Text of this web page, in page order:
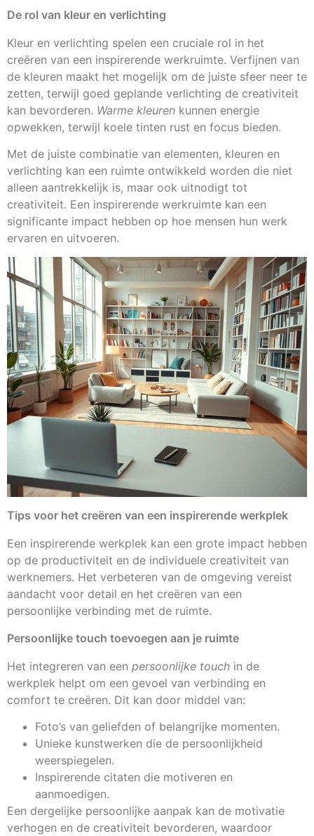
De rol van kleur en verlichting
Kleur en verlichting spelen een cruciale rol in het
creëren van een inspirerende werkruimte. Verfijnen van
de kleuren maakt het mogelijk om de juiste sfeer neer te
zetten, terwijl goed geplande verlichting de creativiteit
kan bevorderen. Warme kleuren kunnen energie
opwekken, terwijl koele tinten rust en focus bieden.
Met de juiste combinatie van elementen, kleuren en
verlichting kan een ruimte ontwikkeld worden die niet
alleen aantrekkelijk is, maar ook uitnodigt tot
creativiteit. Een inspirerende werkruimte kan een
significante impact hebben op hoe mensen hun werk
ervaren en uitvoeren.
Tips voor het creëren van een inspirerende werkplek
Een inspirerende werkplek kan een grote impact hebben
op de productiviteit en de individuele creativiteit van
werknemers. Het verbeteren van de omgeving vereist
aandacht voor detail en het creëren van een
persoonlijke verbinding met de ruimte.
Persoonlijke touch toevoegen aan je ruimte
Het integreren van een persoonlijke touch in de
werkplek helpt om een gevoel van verbinding en
comfort te creëren. Dit kan door middel van:
Foto’s van geliefden of belangrijke momenten.
Unieke kunstwerken die de persoonlijkheid
weerspiegelen.
Inspirerende citaten die motiveren en
aanmoedigen.
Een dergelijke persoonlijke aanpak kan de motivatie
verhogen en de creativiteit bevorderen, waardoor